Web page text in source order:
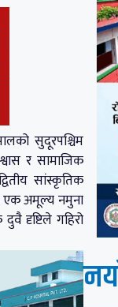
सुदूरपश्चिम
र सामाजिक
सांस्कृतिक
एक अमूल्य नमुना
दृष्टिले गहिरो